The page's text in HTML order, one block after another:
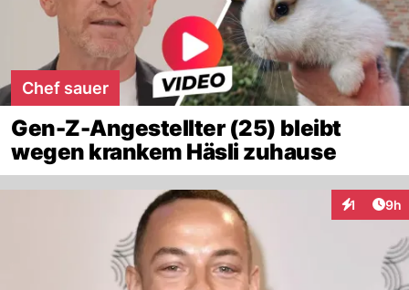
Chef sauer
Gen-Z-Angestellter (25) bleibt
wegen krankem Häsli zuhause
1 9h